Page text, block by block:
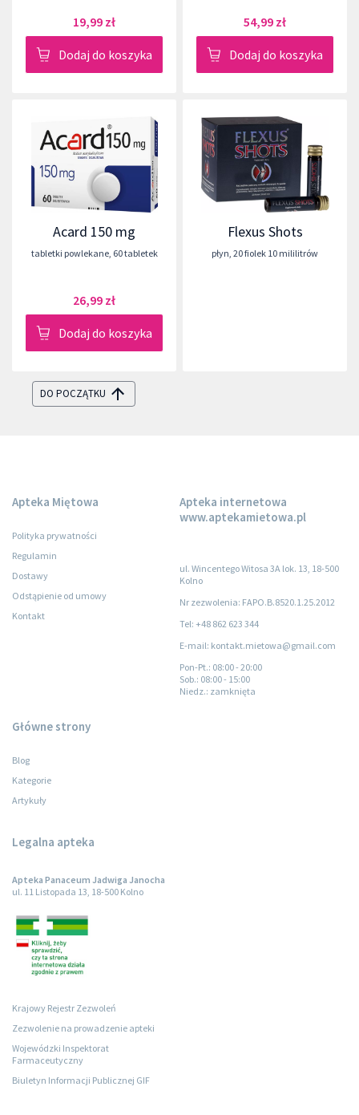
19,99 zł
Dodaj do koszyka
54,99 zł
Dodaj do koszyka
Acard 150 mg
tabletki powlekane, 60 tabletek
26,99 zł
Dodaj do koszyka
Flexus Shots
płyn, 20 fiolek 10 mililitrów
DO POCZĄTKU
Apteka Miętowa
Polityka prywatności
Regulamin
Dostawy
Odstąpienie od umowy
Kontakt
Apteka internetowa
www.aptekamietowa.pl
ul. Wincentego Witosa 3A lok. 13, 18-500
Kolno
Nr zezwolenia: FAPO.B.8520.1.25.2012
Tel: +48 862 623 344
E-mail: kontakt.mietowa@gmail.com
Pon-Pt.: 08:00 - 20:00
Sob.: 08:00 - 15:00
Niedz.: zamknięta
Główne strony
Blog
Kategorie
Artykuły
Legalna apteka
Apteka Panaceum Jadwiga Janocha
ul. 11 Listopada 13, 18-500 Kolno
Krajowy Rejestr Zezwoleń
Zezwolenie na prowadzenie apteki
Wojewódzki Inspektorat
Farmaceutyczny
Biuletyn Informacji Publicznej GIF